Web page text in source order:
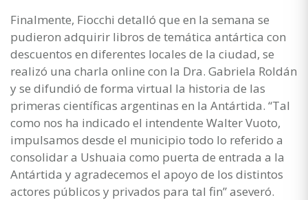
Finalmente, Fiocchi detalló que en la semana se
pudieron adquirir libros de temática antártica con
descuentos en diferentes locales de la ciudad, se
realizó una charla online con la Dra. Gabriela Roldán
y se difundió de forma virtual la historia de las
primeras científicas argentinas en la Antártida. “Tal
como nos ha indicado el intendente Walter Vuoto,
impulsamos desde el municipio todo lo referido a
consolidar a Ushuaia como puerta de entrada a la
Antártida y agradecemos el apoyo de los distintos
actores públicos y privados para tal fin” aseveró.